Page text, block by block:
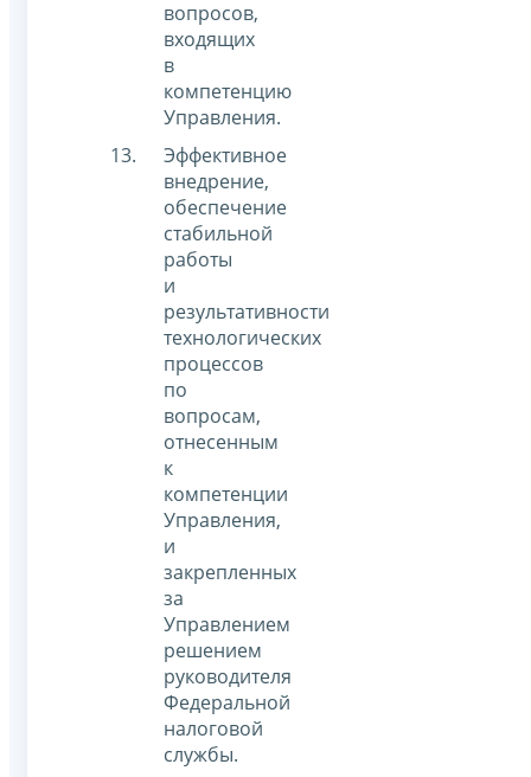
вопросов,
входящих
в
компетенцию
Управления.
Эффективное
внедрение,
обеспечение
стабильной
работы
и
результативности
технологических
процессов
по
вопросам,
отнесенным
к
компетенции
Управления,
и
закрепленных
за
Управлением
решением
руководителя
Федеральной
налоговой
службы.